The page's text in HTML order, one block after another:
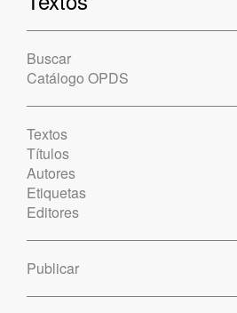
Buscar
Catálogo OPDS
Textos
Títulos
Autores
Etiquetas
Editores
Publicar